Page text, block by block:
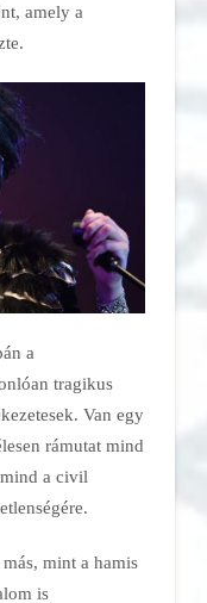
amely a
a
tragikus
Van egy
rámutat mind
a civil
mint a hamis
is